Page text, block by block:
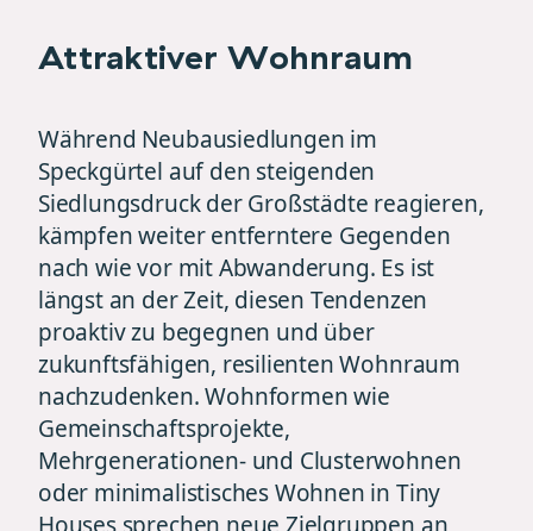
Attraktiver Wohnraum
Während Neubausiedlungen im
Speckgürtel auf den steigenden
Siedlungsdruck der Großstädte reagieren,
kämpfen weiter entferntere Gegenden
nach wie vor mit Abwanderung. Es ist
längst an der Zeit, diesen Tendenzen
proaktiv zu begegnen und über
zukunftsfähigen, resilienten Wohnraum
nachzudenken. Wohnformen wie
Gemeinschaftsprojekte,
Mehrgenerationen- und Clusterwohnen
oder minimalistisches Wohnen in Tiny